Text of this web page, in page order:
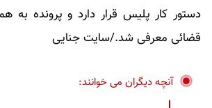
دستور کار پلیس قرار دارد و پرونده به
قضائی معرفی شد./سایت جنایی‌
آنچه دیگران می خوانند: